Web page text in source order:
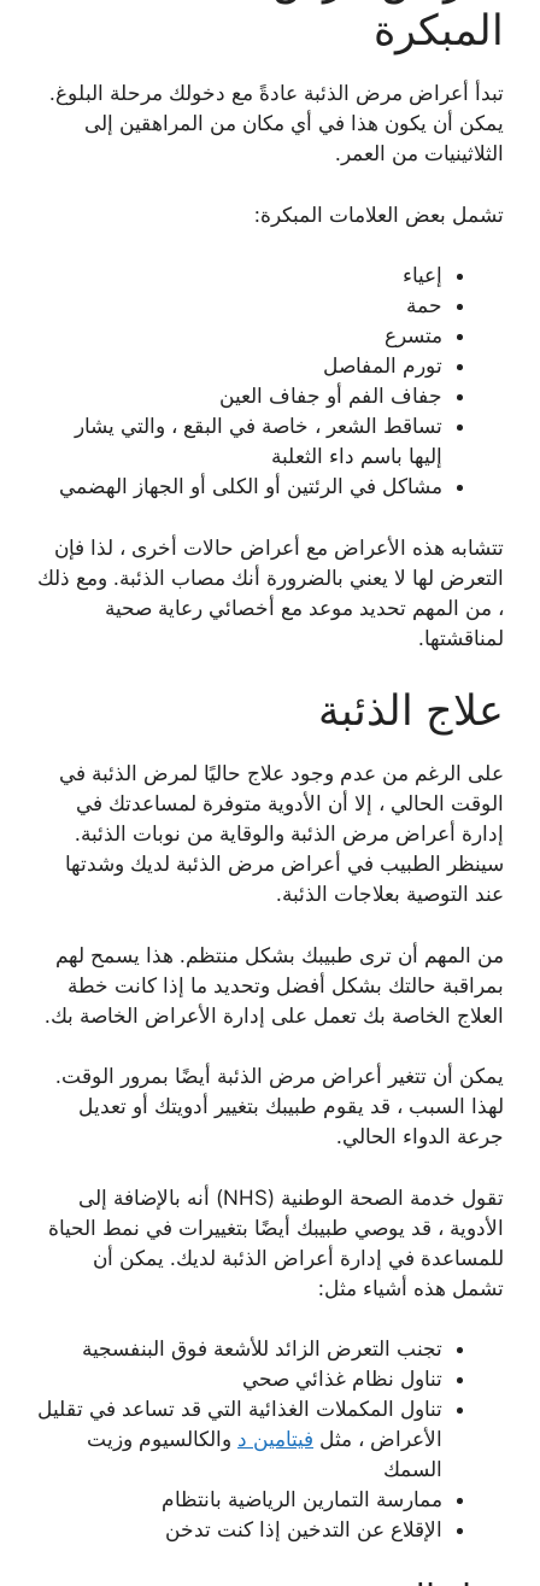
المبكرة
تبدأ أعراض مرض الذئبة عادةً مع دخولك مرحلة البلوغ.
يمكن أن يكون هذا في أي مكان من المراهقين إلى
الثلاثينيات من العمر.
تشمل بعض العلامات المبكرة:
إعياء
حمة
متسرع
تورم المفاصل
جفاف الفم أو جفاف العين
تساقط الشعر ، خاصة في البقع ، والتي يشار
إليها باسم داء الثعلبة
مشاكل في الرئتين أو الكلى أو الجهاز الهضمي
تتشابه هذه الأعراض مع أعراض حالات أخرى ، لذا فإن
التعرض لها لا يعني بالضرورة أنك مصاب الذئبة. ومع ذلك
، من المهم تحديد موعد مع أخصائي رعاية صحية
لمناقشتها.
علاج الذئبة
على الرغم من عدم وجود علاج حاليًا لمرض الذئبة في
الوقت الحالي ، إلا أن الأدوية متوفرة لمساعدتك في
إدارة أعراض مرض الذئبة والوقاية من نوبات الذئبة.
سينظر الطبيب في أعراض مرض الذئبة لديك وشدتها
عند التوصية بعلاجات الذئبة.
من المهم أن ترى طبيبك بشكل منتظم. هذا يسمح لهم
بمراقبة حالتك بشكل أفضل وتحديد ما إذا كانت خطة
العلاج الخاصة بك تعمل على إدارة الأعراض الخاصة بك.
يمكن أن تتغير أعراض مرض الذئبة أيضًا بمرور الوقت.
لهذا السبب ، قد يقوم طبيبك بتغيير أدويتك أو تعديل
جرعة الدواء الحالي.
تقول خدمة الصحة الوطنية (NHS) أنه بالإضافة إلى
الأدوية ، قد يوصي طبيبك أيضًا بتغييرات في نمط الحياة
للمساعدة في إدارة أعراض الذئبة لديك. يمكن أن
تشمل هذه أشياء مثل:
تجنب التعرض الزائد للأشعة فوق البنفسجية
تناول نظام غذائي صحي
تناول المكملات الغذائية التي قد تساعد في تقليل
الأعراض ، مثل فيتامين د والكالسيوم وزيت
السمك
ممارسة التمارين الرياضية بانتظام
الإقلاع عن التدخين إذا كنت تدخن